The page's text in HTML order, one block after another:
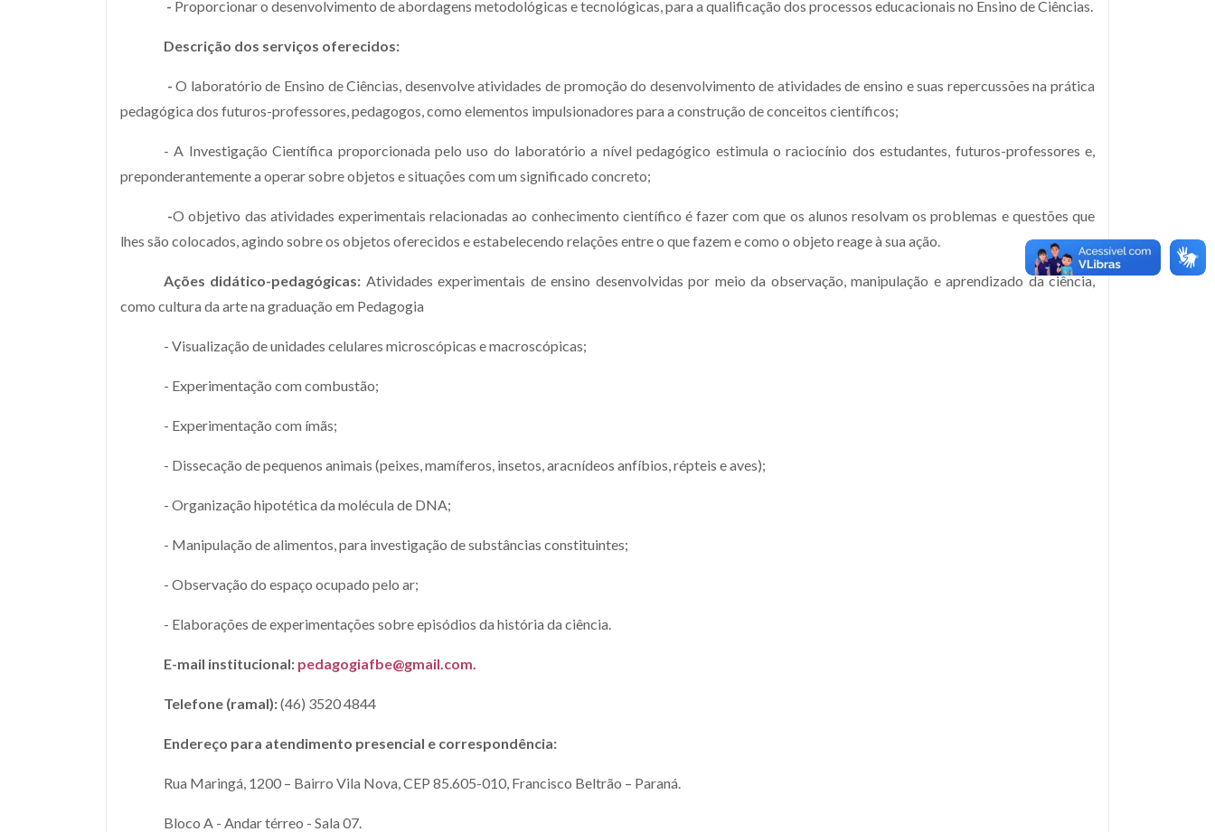
- Proporcionar o desenvolvimento de abordagens metodológicas e tecnológicas, para a qualificação dos processos educacionais no Ensino de Ciências.
Descrição dos serviços oferecidos:
- O laboratório de Ensino de Ciências, desenvolve atividades de promoção do desenvolvimento de atividades de ensino e suas repercussões na prática
pedagógica dos futuros-professores, pedagogos, como elementos impulsionadores para a construção de conceitos científicos;
- A Investigação Científica proporcionada pelo uso do laboratório a nível pedagógico estimula o raciocínio dos estudantes, futuros-professores e,
preponderantemente a operar sobre objetos e situações com um significado concreto;
-O objetivo das atividades experimentais relacionadas ao conhecimento científico é fazer com que os alunos resolvam os problemas e questões que
lhes são colocados, agindo sobre os objetos oferecidos e estabelecendo relações entre o que fazem e como o objeto reage à sua ação.
Ações didático-pedagógicas: Atividades experimentais de ensino desenvolvidas por meio da observação, manipulação e aprendizado da ciência,
como cultura da arte na graduação em Pedagogia
- Visualização de unidades celulares microscópicas e macroscópicas;
- Experimentação com combustão;
- Experimentação com ímãs;
- Dissecação de pequenos animais (peixes, mamíferos, insetos, aracnídeos anfíbios, répteis e aves);
- Organização hipotética da molécula de DNA;
- Manipulação de alimentos, para investigação de substâncias constituintes;
- Observação do espaço ocupado pelo ar;
- Elaborações de experimentações sobre episódios da história da ciência.
E-mail institucional: pedagogiafbe@gmail.com.
Telefone (ramal):(46) 3520 4844
Endereço para atendimento presencial e correspondência:
Rua Maringá, 1200 – Bairro Vila Nova, CEP 85.605-010, Francisco Beltrão – Paraná.
Bloco A - Andar térreo - Sala 07.